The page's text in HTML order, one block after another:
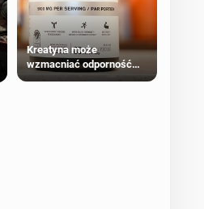
Kreatyna może
wzmacniać odporność
przeciw nowotworom